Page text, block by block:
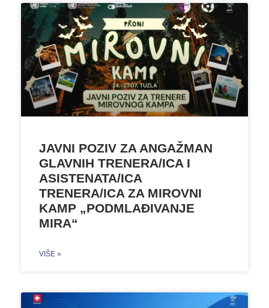
JAVNI POZIV ZA ANGAŽMAN
GLAVNIH TRENERA/ICA I
ASISTENATA/ICA
TRENERA/ICA ZA MIROVNI
KAMP „PODMLAĐIVANJE
MIRA“
VIŠE »